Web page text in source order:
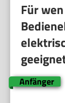
Für
Anfänger